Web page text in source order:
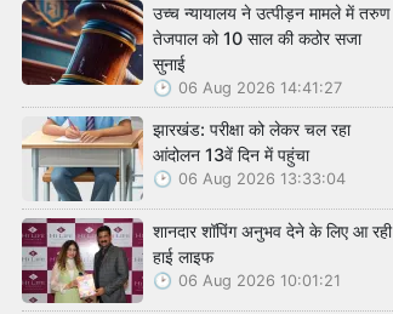
उच्च न्यायालय ने उत्पीड़न मामले में तरुण
तेजपाल को 10 साल की कठोर सजा
सुनाई
06 Aug 2026 14:41:27
झारखंड: परीक्षा को लेकर चल रहा
आंदोलन 13वें दिन में पहुंचा
06 Aug 2026 13:33:04
शानदार शॉपिंग अनुभव देने के लिए आ रही
हाई लाइफ
06 Aug 2026 10:01:21